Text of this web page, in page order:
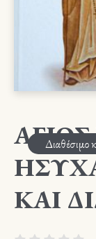
ΚΑΙ
Διαθέσιμο